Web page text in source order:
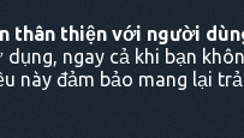
thân thiện với người
dụng, ngay cả khi bạn
này đảm bảo mang lại